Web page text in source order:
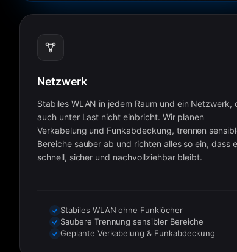
Netzwerk
Stabiles WLAN in jedem Raum und ein Netzwerk,
auch unter Last nicht einbricht. Wir planen
Verkabelung und Funkabdeckung, trennen
Bereiche sauber ab und richten alles so ein, dass
schnell, sicher und nachvollziehbar bleibt.
Stabiles WLAN ohne Funklöcher
Saubere Trennung sensibler Bereiche
Geplante Verkabelung & Funkabdeckung